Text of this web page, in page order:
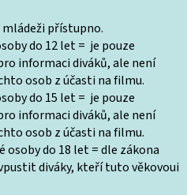
přístupno.
do 12 let = je pouze
informaci diváků, ale není
osob z účasti na filmu.
do 15 let = je pouze
informaci diváků, ale není
osob z účasti na filmu.
do 18 let = dle zákona
diváky, kteří tuto věkovoui